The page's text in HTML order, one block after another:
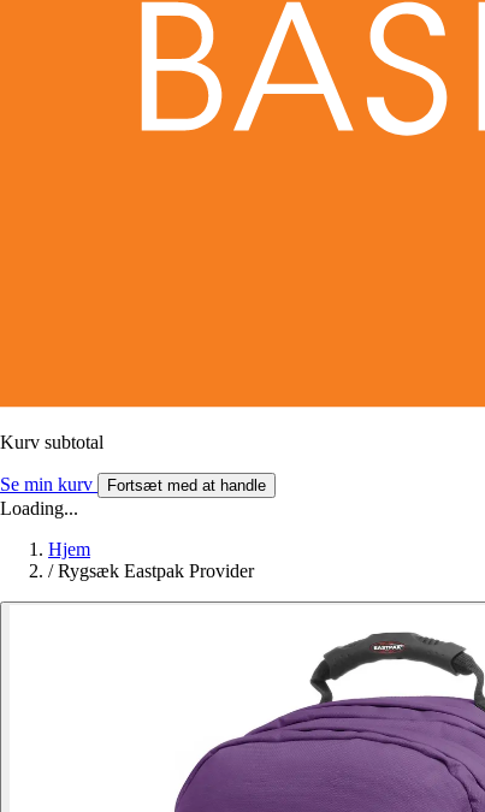
Kurv subtotal
Se min kurv Fortsæt med at handle
Loading...
Hjem
/ Rygsæk Eastpak Provider